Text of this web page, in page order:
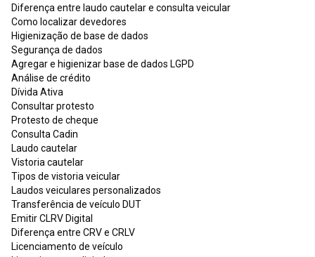
Diferença entre laudo cautelar e consulta veicular
Como localizar devedores
Higienização de base de dados
Segurança de dados
Agregar e higienizar base de dados LGPD
Análise de crédito
Dívida Ativa
Consultar protesto
Protesto de cheque
Consulta Cadin
Laudo cautelar
Vistoria cautelar
Tipos de vistoria veicular
Laudos veiculares personalizados
Transferência de veículo DUT
Emitir CLRV Digital
Diferença entre CRV e CRLV
Licenciamento de veículo